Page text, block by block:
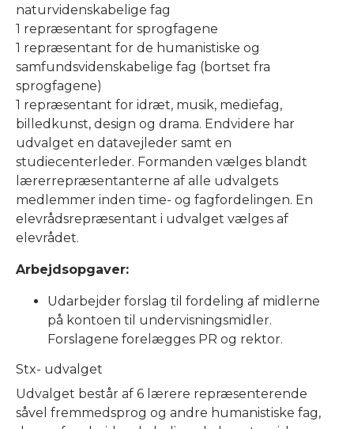
naturvidenskabelige fag
1 repræsentant for sprogfagene
1 repræsentant for de humanistiske og
samfundsvidenskabelige fag (bortset fra
sprogfagene)
1 repræsentant for idræt, musik, mediefag,
billedkunst, design og drama. Endvidere har
udvalget en datavejleder samt en
studiecenterleder. Formanden vælges blandt
lærerrepræsentanterne af alle udvalgets
medlemmer inden time- og fagfordelingen. En
elevrådsrepræsentant i udvalget vælges af
elevrådet.
Arbejdsopgaver:
Udarbejder forslag til fordeling af midlerne
på kontoen til undervisningsmidler.
Forslagene forelægges PR og rektor.
Stx- udvalget
Udvalget består af 6 lærere repræsenterende
såvel fremmedsprog og andre humanistiske fag,